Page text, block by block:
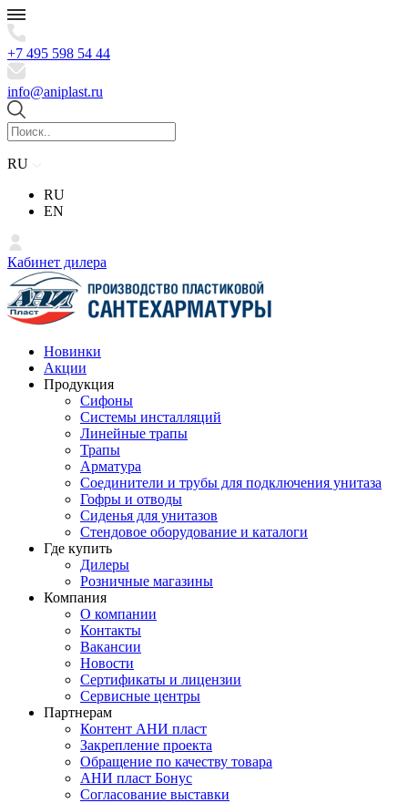
+7 495 598 54 44
info@aniplast.ru
RU
RU
EN
Кабинет дилера
Новинки
Акции
Продукция
Сифоны
Системы инсталляций
Линейные трапы
Трапы
Арматура
Соединители и трубы для подключения унитаза
Гофры и отводы
Сиденья для унитазов
Стендовое оборудование и каталоги
Где купить
Дилеры
Розничные магазины
Компания
О компании
Контакты
Вакансии
Новости
Сертификаты и лицензии
Сервисные центры
Партнерам
Контент АНИ пласт
Закрепление проекта
Обращение по качеству товара
АНИ пласт Бонус
Согласование выставки